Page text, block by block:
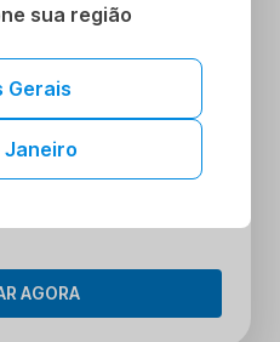
seus resultados sem
AGORA
sua região
Gerais
Janeiro